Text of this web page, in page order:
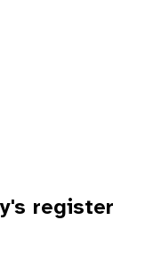
's register